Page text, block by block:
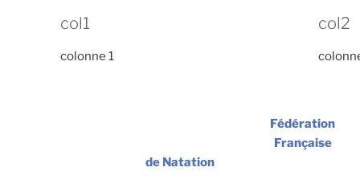
col1
colonne 1
col2
Fédération
Française
de Natation